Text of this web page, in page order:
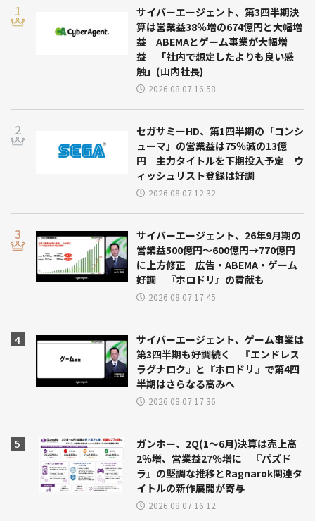
サイバーエージェント、第3四半期決
算は営業益38％増の674億円と大幅増
益 ABEMAとゲーム事業が大幅増
益 「社内で想定したよりも良い感
触」(山内社長)
2026.08.07 16:58
セガサミーHD、第1四半期の「コンシ
ューマ」の営業益は75％減の13億
円 主力タイトルを下期投入予定 ウ
ィッシュリスト登録は好調
2026.08.07 12:32
サイバーエージェント、26年9月期の
営業益500億円～600億円→770億円
に上方修正 広告・ABEMA・ゲーム
好調 『ホロドリ』の貢献も
2026.08.07 17:45
サイバーエージェント、ゲーム事業は
第3四半期も好調続く 『エンドレス
ラグナロク』と『ホロドリ』で第4四
半期はさらなる高みへ
2026.08.07 17:36
ガンホー、2Q(1～6月)決算は売上高
2％増、営業益27％増に 『パズド
ラ』の堅調な推移とRagnarok関連タ
イトルの新作展開が寄与
2026.08.07 16:12